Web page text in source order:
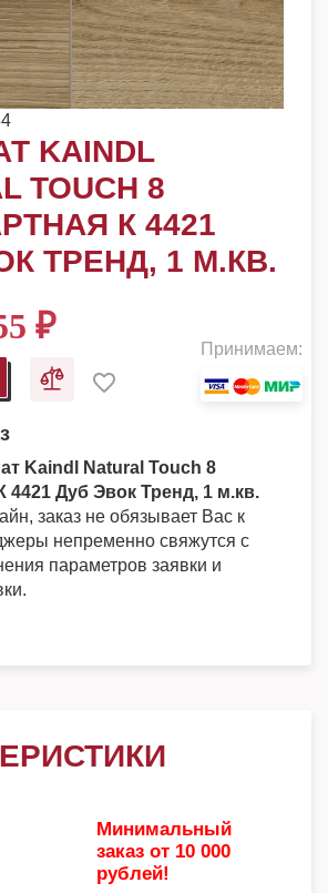
KAINDL
TOUCH 8
К 4421
ТРЕНД, 1 М.КВ.
₽
Принимаем:
Kaindl Natural Touch 8
4421 Дуб Эвок Тренд, 1 м.кв.
заказ не обязывает Вас к
непременно свяжутся с
параметров заявки и
Минимальный
заказ от 10 000
рублей!